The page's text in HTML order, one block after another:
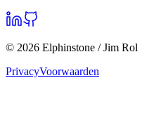
© 2026 Elphinstone / Jim Rol
PrivacyVoorwaarden